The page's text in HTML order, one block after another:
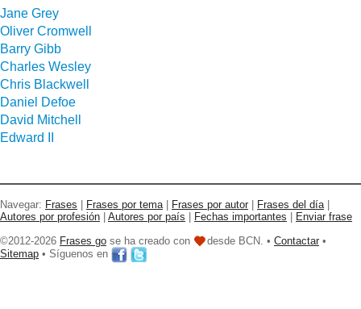
Jane Grey
Oliver Cromwell
Barry Gibb
Charles Wesley
Chris Blackwell
Daniel Defoe
David Mitchell
Edward II
Navegar: Frases Frases por tema| Frases por autor Frases del día|
Autores por profesión
Autores por país Fechas importantes
Enviar frase
©2012-2026 Frases go se ha creado con desde BCN. • Contactar •
Sitemap • Síguenos en